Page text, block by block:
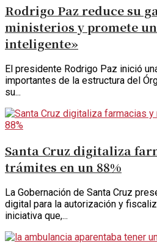
Rodrigo Paz reduce su
ministerios y promete
inteligente»
El presidente Rodrigo Paz inició
importantes de la estructura del
su...
Santa Cruz digitaliza
trámites en un 88%
La Gobernación de Santa Cruz
digital para la autorización y
iniciativa que,...